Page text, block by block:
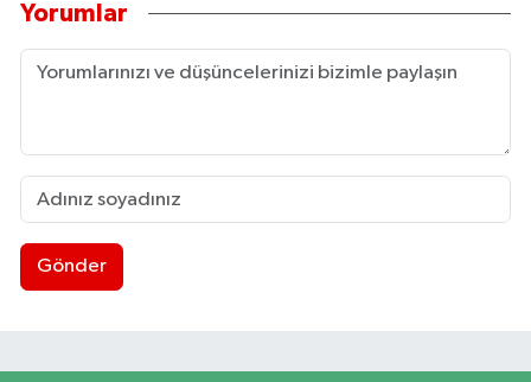
Yorumlar
Gönder